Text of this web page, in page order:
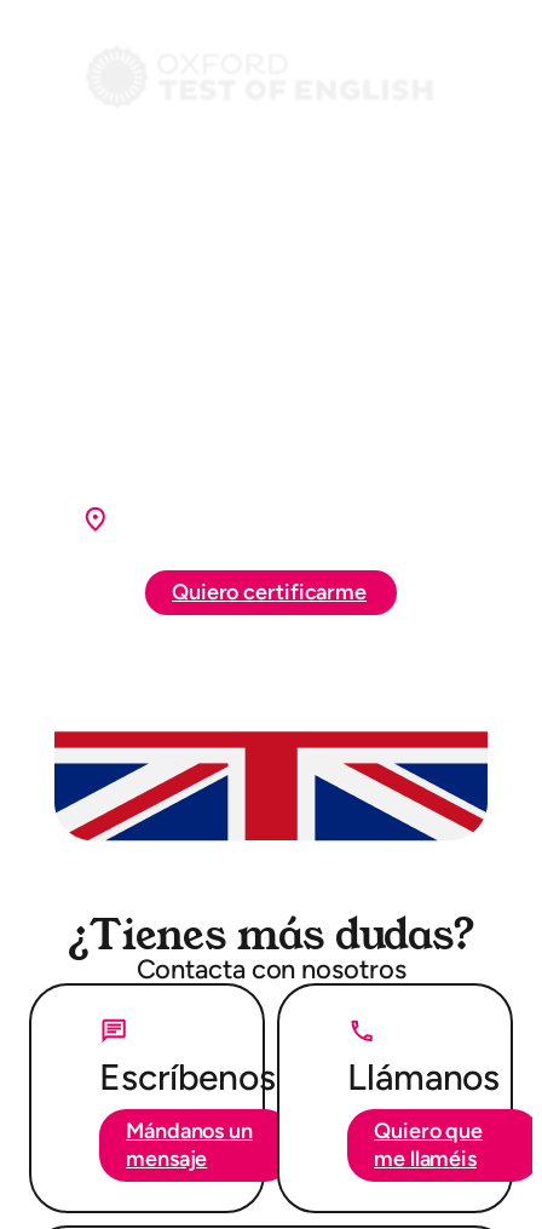
Quiero certificarme
¿Tienes más dudas?
Contacta con nosotros
Escríbenos
Mándanos un
mensaje
Llámanos
Quiero que
me llaméis